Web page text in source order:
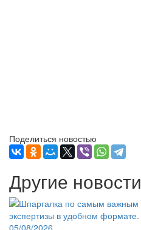
Поделиться новостью
Другие новости